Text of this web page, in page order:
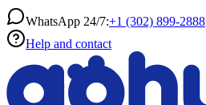
WhatsApp 24/7:+1 (302) 899-2888
Help and contact